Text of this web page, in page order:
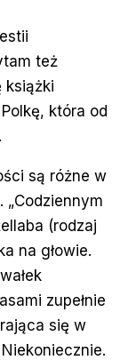
też
książki
która od
są różne w
„Codziennym
(rodzaj
na głowie.
zupełnie
się w